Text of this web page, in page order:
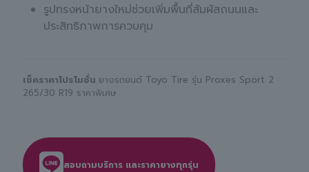
รูปทรงหน้ายางใหม่ช่วยเพิ่มพื้นที่สัมผัสถนนและ
ประสิทธิภาพการควบคุม
เช็คราคาโปรโมชั่น ยางรถยนต์ Toyo Tire รุ่น Proxes Sport 2
265/30 R19 ราคาพิเศษ
สอบถามบริการ และราคายางทุกรุ่น